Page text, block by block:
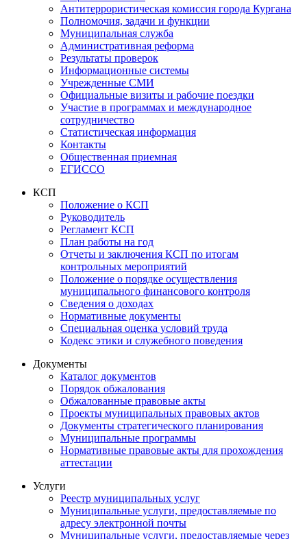
Антитеррористическая комиссия города Кургана
Полномочия, задачи и функции
Муниципальная служба
Административная реформа
Результаты проверок
Информационные системы
Учрежденные СМИ
Официальные визиты и рабочие поездки
Участие в программах и международное
сотрудничество
Статистическая информация
Контакты
Общественная приемная
ЕГИССО
КСП
Положение о КСП
Руководитель
Регламент КСП
План работы на год
Отчеты и заключения КСП по итогам
контрольных мероприятий
Положение о порядке осуществления
муниципального финансового контроля
Сведения о доходах
Нормативные документы
Специальная оценка условий труда
Кодекс этики и служебного поведения
Документы
Каталог документов
Порядок обжалования
Обжалованные правовые акты
Проекты муниципальных правовых актов
Документы стратегического планирования
Муниципальные программы
Нормативные правовые акты для прохождения
аттестации
Услуги
Реестр муниципальных услуг
Муниципальные услуги, предоставляемые по
адресу электронной почты
Муниципальные услуги, предоставляемые через